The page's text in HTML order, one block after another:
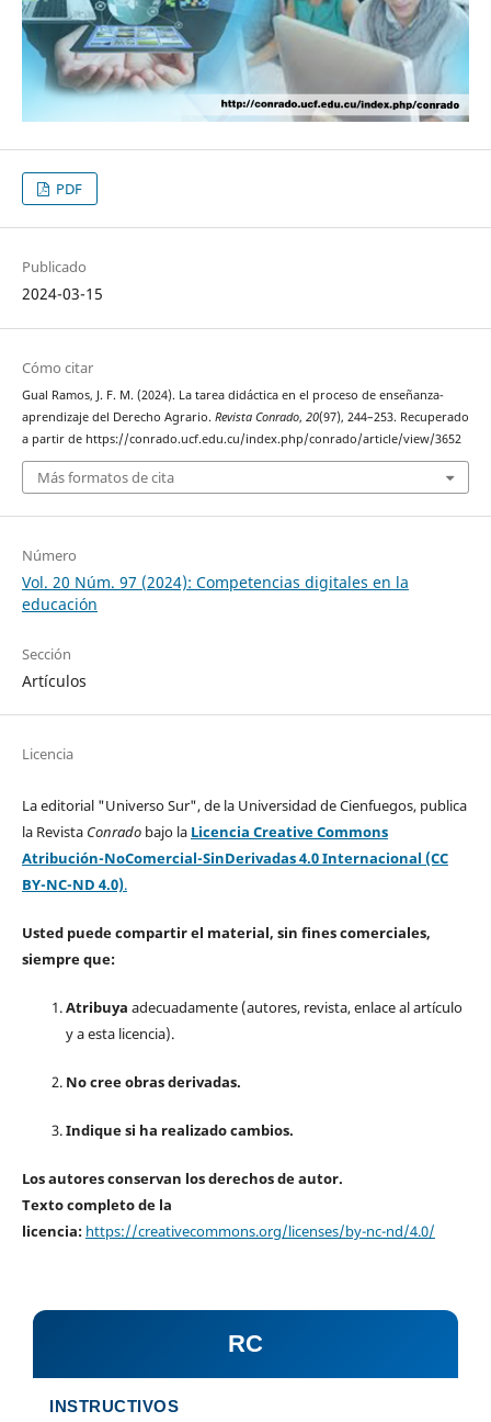
PDF
Publicado
2024-03-15
Cómo citar
Gual Ramos, J. F. M. (2024). La tarea didáctica en el proceso de enseñanza-
aprendizaje del Derecho Agrario. Revista Conrado, 20(97), 244–253. Recuperado
a partir de https://conrado.ucf.edu.cu/index.php/conrado/article/view/3652
Más formatos de cita
Número
Vol. 20 Núm. 97 (2024): Competencias digitales en la
educación
Sección
Artículos
Licencia
La editorial "Universo Sur", de la Universidad de Cienfuegos, publica
la Revista Conradobajo la Licencia Creative Commons
Atribución-NoComercial-SinDerivadas 4.0 Internacional (CC
BY-NC-ND 4.0).
Usted puede compartir el material, sin fines comerciales,
siempre que:
Atribuya adecuadamente (autores, revista, enlace al artículo
y a esta licencia).
No cree obras derivadas.
Indique si ha realizado cambios.
Los autores conservan los derechos de autor.
Texto completo de la
licencia: https://creativecommons.org/licenses/by-nc-nd/4.0/
RC
INSTRUCTIVOS